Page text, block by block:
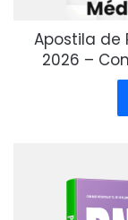
Apostila de
2026 –